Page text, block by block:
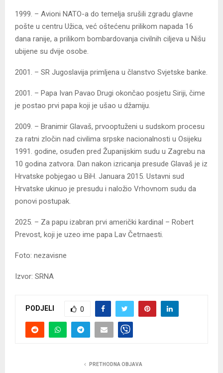
1999. – Avioni NATO-a do temelja srušili zgradu glavne
pošte u centru Užica, već oštećenu prilikom napada 16
dana ranije, a prilikom bombardovanja civilnih ciljeva u Nišu
ubijene su dvije osobe.
2001. – SR Jugoslavija primljena u članstvo Svjetske banke.
2001. – Papa Ivan Pavao Drugi okončao posjetu Siriji, čime
je postao prvi papa koji je ušao u džamiju.
2009. – Branimir Glavaš, prvooptuženi u sudskom procesu
za ratni zločin nad civilima srpske nacionalnosti u Osijeku
1991. godine, osuđen pred Županijskim sudu u Zagrebu na
10 godina zatvora. Dan nakon izricanja presude Glavaš je iz
Hrvatske pobjegao u BiH. Januara 2015. Ustavni sud
Hrvatske ukinuo je presudu i naložio Vrhovnom sudu da
ponovi postupak.
2025. – Za papu izabran prvi američki kardinal – Robert
Prevost, koji je uzeo ime papa Lav Četrnaesti.
Foto: nezavisne
Izvor: SRNA
PODJELI 0
PRETHODNA OBJAVA